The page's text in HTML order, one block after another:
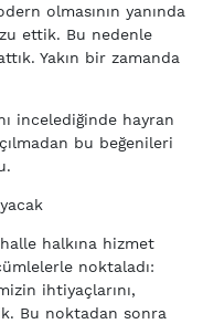
olmasının yanında
ettik. Bu nedenle
Yakın bir zamanda
incelediğinde hayran
bu beğenileri
halkına hizmet
noktaladı:
ihtiyaçlarını,
Bu noktadan sonra